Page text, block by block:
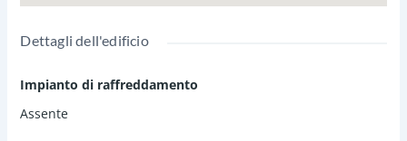
Dettagli dell'edificio
Impianto di raffreddamento
Assente